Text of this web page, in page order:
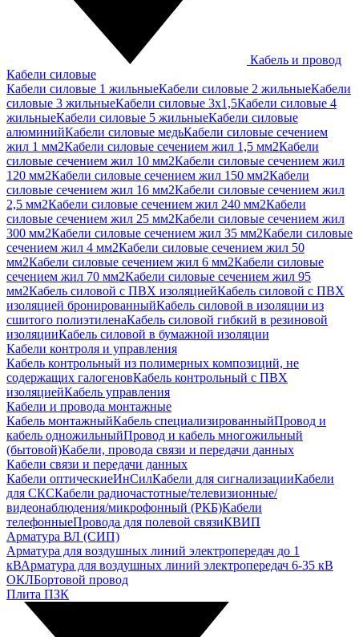
Кабель и провод
Кабели силовые
Кабели силовые 1 жильныеКабели силовые 2 жильныеКабели
силовые 3 жильныеКабели силовые 3х1,5Кабели силовые 4
жильныеКабели силовые 5 жильныеКабели силовые
алюминийКабели силовые медьКабели силовые сечением
жил 1 мм2Кабели силовые сечением жил 1,5 мм2Кабели
силовые сечением жил 10 мм2Кабели силовые сечением жил
120 мм2Кабели силовые сечением жил 150 мм2Кабели
силовые сечением жил 16 мм2Кабели силовые сечением жил
2,5 мм2Кабели силовые сечением жил 240 мм2Кабели
силовые сечением жил 25 мм2Кабели силовые сечением жил
300 мм2Кабели силовые сечением жил 35 мм2Кабели силовые
сечением жил 4 мм2Кабели силовые сечением жил 50
мм2Кабели силовые сечением жил 6 мм2Кабели силовые
сечением жил 70 мм2Кабели силовые сечением жил 95
мм2Кабель силовой с ПВХ изоляциейКабель силовой с ПВХ
изоляцией бронированныйКабель силовой в изоляции из
сшитого полиэтиленаКабель силовой гибкий в резиновой
изоляцииКабель силовой в бумажной изоляции
Кабели контроля и управления
Кабель контрольный из полимерных композиций, не
содержащих галогеновКабель контрольный с ПВХ
изоляциейКабель управления
Кабели и провода монтажные
Кабель монтажныйКабель специализированныйПровод и
кабель одножильныйПровод и кабель многожильный
(бытовой)Кабели, провода связи и передачи данных
Кабели связи и передачи данных
Кабели оптическиеИнСилКабели для сигнализацииКабели
для СКСКабели радиочастотные/телевизионные/
видеонаблюдения/микрофонный (РКБ)Кабели
телефонныеПровода для полевой связиКВИП
Арматура ВЛ (СИП)
Арматура для воздушных линий электропередач до 1
кВАрматура для воздушных линий электропередач 6-35 кВ
ОКЛБортовой провод
Плита ПЗК